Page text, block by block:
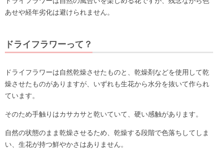
あせや経年劣化は避けられません。
ドライフラワーって？
ドライフラワーは自然乾燥させたものと、乾燥剤などを使用して乾
燥させたものがありますが、いずれも生花から水分を抜いて作られ
ています。
そのため手触りはカサカサと乾いていて、硬い感触があります。
自然の状態のまま乾燥させるため、乾燥する段階で色落ちしてしま
い、生花が持つ鮮やかさはありません。